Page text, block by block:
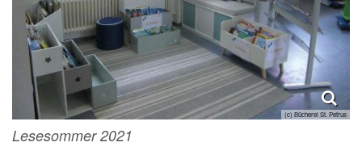
(c) Bücherei St. Petrus
Lesesommer 2021